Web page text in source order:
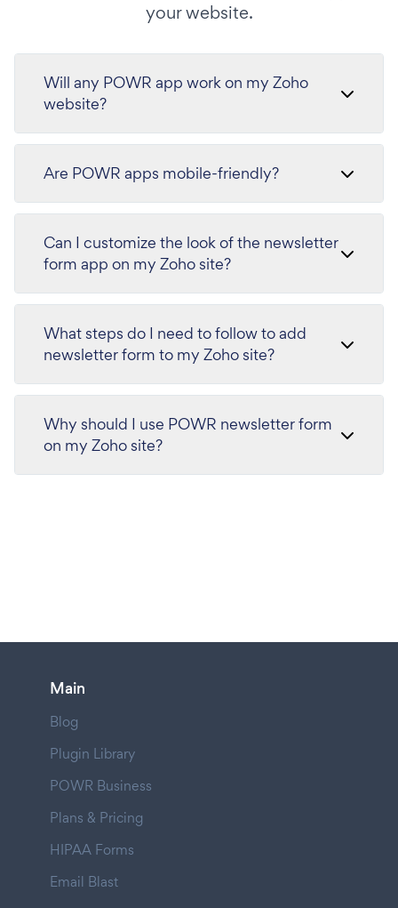
your website.
Will any POWR app work on my Zoho
website?
Are POWR apps mobile-friendly?
Can I customize the look of the newsletter
form app on my Zoho site?
What steps do I need to follow to add
newsletter form to my Zoho site?
Why should I use POWR newsletter form
on my Zoho site?
Main
Blog
Plugin Library
POWR Business
Plans & Pricing
HIPAA Forms
Email Blast